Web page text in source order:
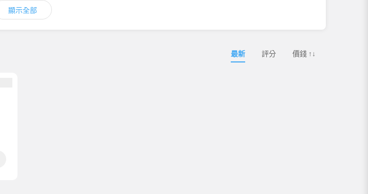
0
顯示全部
最新 評分 價錢 ↑↓